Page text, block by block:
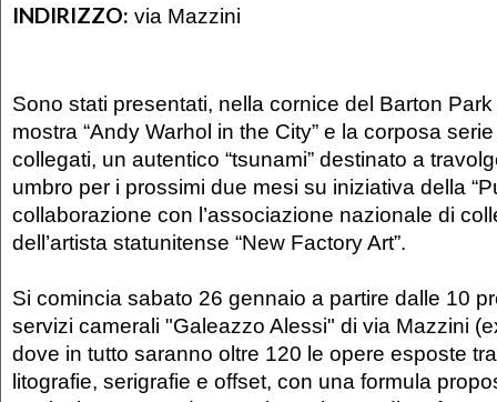
INDIRIZZO: via Mazzini
Sono stati presentati, nella cornice del Barton
mostra “Andy Warhol in the City” e la corposa
collegati, un autentico “tsunami” destinato a
umbro per i prossimi due mesi su iniziativa della
collaborazione con l’associazione nazionale di
dell’artista statunitense “New Factory Art”.
Si comincia sabato 26 gennaio a partire dalle 10
servizi camerali "Galeazzo Alessi" di via Mazzini
dove in tutto saranno oltre 120 le opere esposte
litografie, serigrafie e offset, con una formula